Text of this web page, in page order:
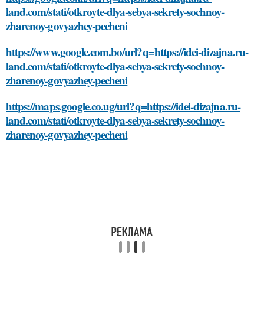
land.com/stati/otkroyte-dlya-sebya-sekrety-sochnoy-
zharenoy-govyazhey-pecheni
https://www.google.com.bo/url?q=https://idei-dizajna.ru-
land.com/stati/otkroyte-dlya-sebya-sekrety-sochnoy-
zharenoy-govyazhey-pecheni
https://maps.google.co.ug/url?q=https://idei-dizajna.ru-
land.com/stati/otkroyte-dlya-sebya-sekrety-sochnoy-
zharenoy-govyazhey-pecheni